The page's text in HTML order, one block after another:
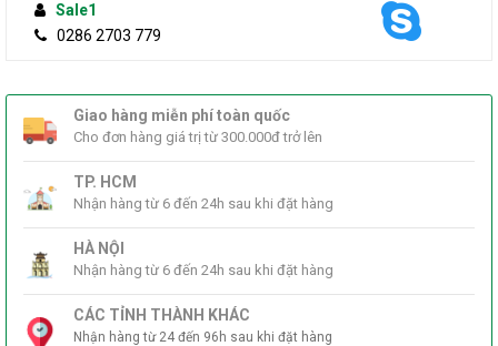
Sale1
0286 2703 779
Giao hàng miễn phí toàn quốc
Cho đơn hàng giá trị từ 300.000đ trở lên
TP. HCM
Nhận hàng từ 6 đến 24h sau khi đặt hàng
HÀ NỘI
Nhận hàng từ 6 đến 24h sau khi đặt hàng
CÁC TỈNH THÀNH KHÁC
Nhận hàng từ 24 đến 96h sau khi đặt hàng